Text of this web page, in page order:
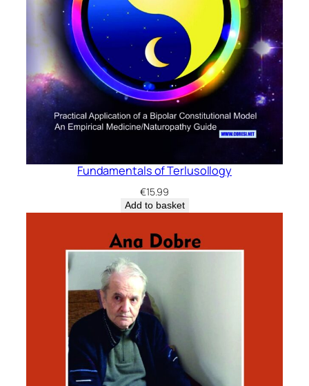
Fundamentals of Terlusollogy
€15.99
Add to basket